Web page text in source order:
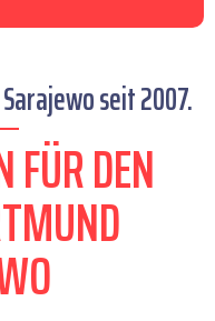
seit 2007.
DEN